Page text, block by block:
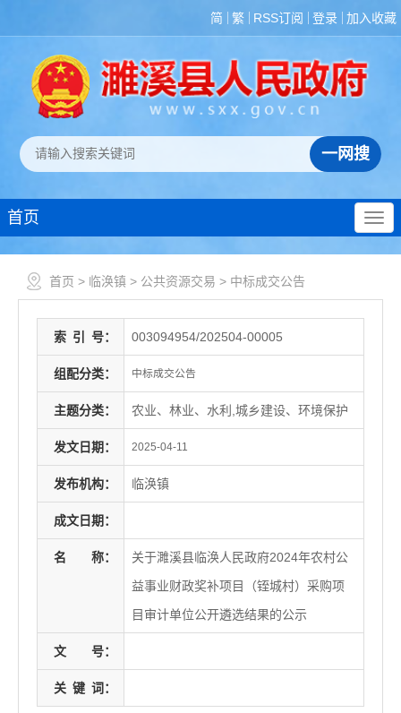
简 繁 RSS订阅 登录 加入收藏
首页
首页 > 临涣镇 > 公共资源交易 > 中标成交公告
索 引 号： 003094954/202504-00005
组配分类： 中标成交公告
主题分类： 农业、林业、水利,城乡建设、环境保护
发文日期： 2025-04-11
发布机构： 临涣镇
成文日期：
名 称：
关于濉溪县临涣人民政府2024年农村公
益事业财政奖补项目（铚城村）采购项
目审计单位公开遴选结果的公示
文 号：
关 键 词：